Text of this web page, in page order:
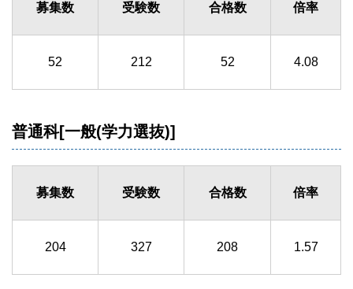
募集数 受験数 合格数 倍率
52 212 52 4.08
普通科[一般(学力選抜)]
募集数 受験数 合格数 倍率
204 327 208 1.57